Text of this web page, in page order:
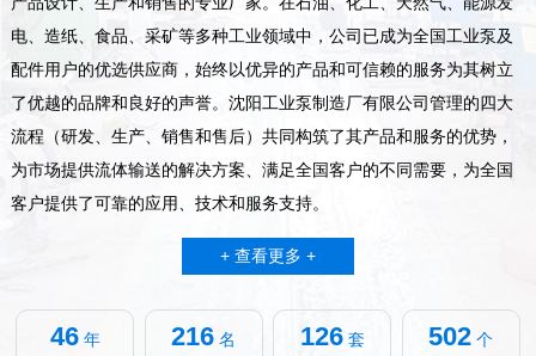
电、造纸、食品、采矿等多种工业领域中，公司已成为全国工业泵及
配件用户的优选供应商，始终以优异的产品和可信赖的服务为其树立
了优越的品牌和良好的声誉。沈阳工业泵制造厂有限公司管理的四大
流程（研发、生产、销售和售后）共同构筑了其产品和服务的优势，
为市场提供流体输送的解决方案、满足全国客户的不同需要，为全国
客户提供了可靠的应用、技术和服务支持。
+ 查看更多 +
46年 216 名 126套 502 个